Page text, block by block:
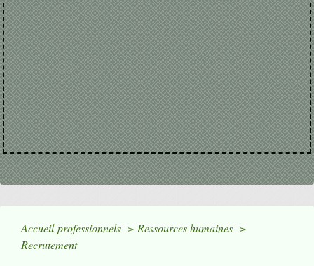
Accueil professionnels > Ressources humaines >
Recrutement